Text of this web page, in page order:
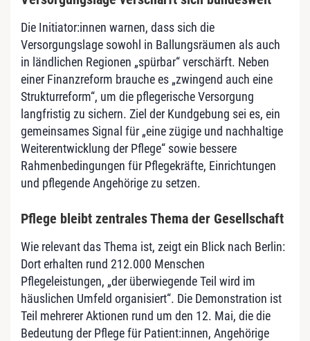
Die Initiator:innen warnen, dass sich die
Versorgungslage sowohl in Ballungsräumen als auch
in ländlichen Regionen „spürbar“ verschärft. Neben
einer Finanzreform brauche es „zwingend auch eine
Strukturreform“, um die pflegerische Versorgung
langfristig zu sichern. Ziel der Kundgebung sei es, ein
gemeinsames Signal für „eine zügige und nachhaltige
Weiterentwicklung der Pflege“ sowie bessere
Rahmenbedingungen für Pflegekräfte, Einrichtungen
und pflegende Angehörige zu setzen.
Pflege bleibt zentrales Thema der Gesellschaft
Wie relevant das Thema ist, zeigt ein Blick nach Berlin:
Dort erhalten rund 212.000 Menschen
Pflegeleistungen, „der überwiegende Teil wird im
häuslichen Umfeld organisiert“. Die Demonstration ist
Teil mehrerer Aktionen rund um den 12. Mai, die die
Bedeutung der Pflege für Patient:innen, Angehörige